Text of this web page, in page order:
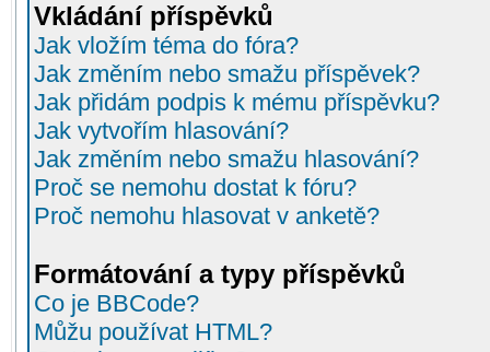
Vkládání příspěvků
Jak vložím téma do fóra?
Jak změním nebo smažu příspěvek?
Jak přidám podpis k mému příspěvku?
Jak vytvořím hlasování?
Jak změním nebo smažu hlasování?
Proč se nemohu dostat k fóru?
Proč nemohu hlasovat v anketě?
Formátování a typy příspěvků
Co je BBCode?
Můžu používat HTML?